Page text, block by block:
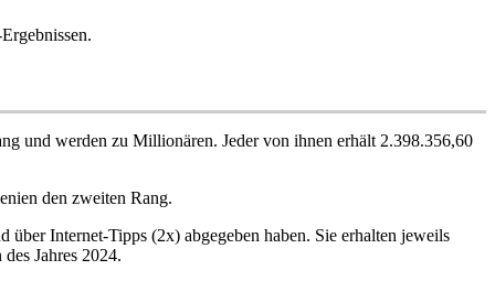
und werden zu Millionären. Jeder von ihnen erhält 2.398.356,60
den zweiten Rang.
Internet-Tipps (2x) abgegeben haben. Sie erhalten jeweils
Jahres 2024.